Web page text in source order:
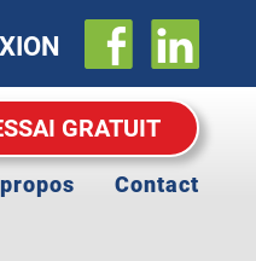
GRATUIT
Contact